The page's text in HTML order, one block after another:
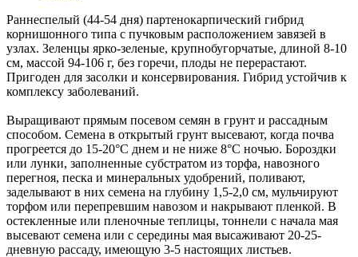
Раннеспелый (44-54 дня) партенокарпический гибрид
корнишонного типа с пучковым расположением завязей в
узлах. Зеленцы ярко-зеленые, крупнобугорчатые, длиной 8-10
см, массой 94-106 г, без горечи, плоды не перерастают.
Пригоден для засолки и консервирования. Гибрид устойчив к
комплексу заболеваний.
Выращивают прямым посевом семян в грунт и рассадным
способом. Семена в открытый грунт высевают, когда почва
прогреется до 15-20°С днем и не ниже 8°С ночью. Бороздки
или лунки, заполненные субстратом из торфа, навозного
перегноя, песка и минеральных удобрений, поливают,
заделывают в них семена на глубину 1,5-2,0 см, мульчируют
торфом или перепревшим навозом и накрывают пленкой. В
остекленные или пленочные теплицы, тоннели с начала мая
высевают семена или с середины мая высаживают 20-25-
дневную рассаду, имеющую 3-5 настоящих листьев.